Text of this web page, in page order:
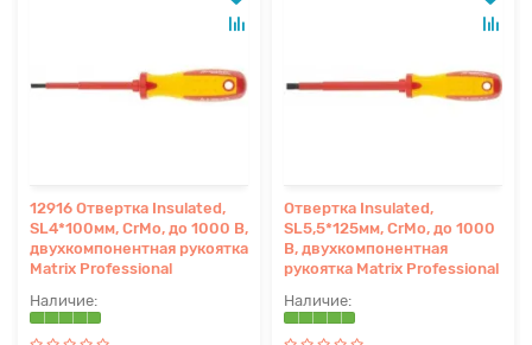
12916 Отвертка Insulated,
SL4*100мм, CrMo, до 1000 В,
двухкомпонентная рукоятка
Matrix Professional
Отвертка Insulated,
SL5,5*125мм, CrMo, до 1000
В, двухкомпонентная
рукоятка Matrix Professional